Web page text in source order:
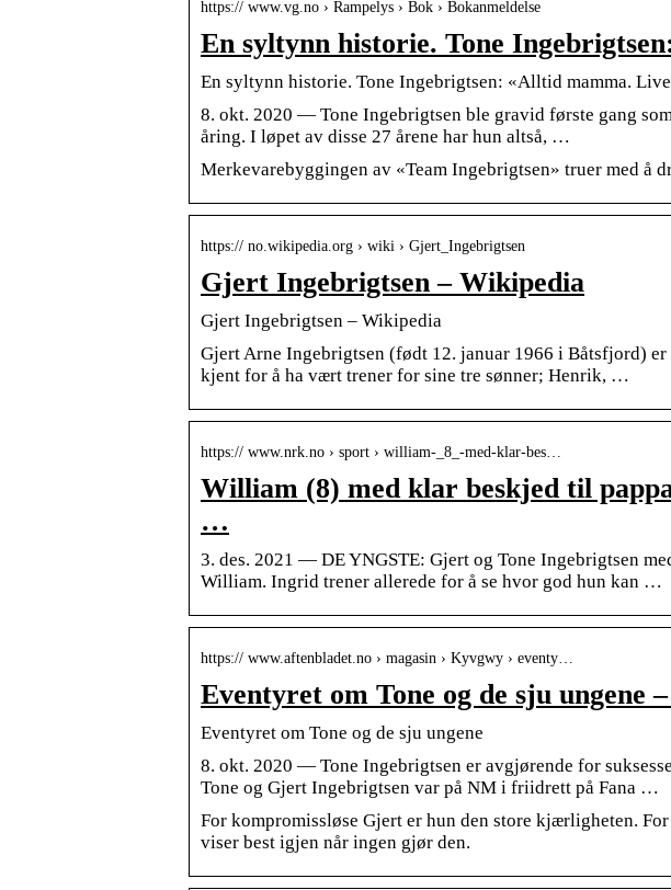
https:// www.vg.no › Rampelys › Bok › Bokanmeldelse
En syltynn historie. Tone
En syltynn historie. Tone Ingebrigtsen: «Alltid mamma.
8. okt. 2020 — Tone Ingebrigtsen ble gravid første gang
åring. I løpet av disse 27 årene har hun altså, …
Merkevarebyggingen av «Team Ingebrigtsen» truer med å
https:// no.wikipedia.org › wiki › Gjert_Ingebrigtsen
Gjert Ingebrigtsen – Wikipedia
Gjert Ingebrigtsen – Wikipedia
Gjert Arne Ingebrigtsen (født 12. januar 1966 i Båtsfjord)
kjent for å ha vært trener for sine tre sønner; Henrik, …
https:// www.nrk.no › sport › william-_8_-med-klar-bes…
William (8) med klar beskjed til
…
3. des. 2021 — DE YNGSTE: Gjert og Tone Ingebrigtsen
William. Ingrid trener allerede for å se hvor god hun kan …
https:// www.aftenbladet.no › magasin › Kyvgwy › eventy…
Eventyret om Tone og de sju ungene
Eventyret om Tone og de sju ungene
8. okt. 2020 — Tone Ingebrigtsen er avgjørende for
Tone og Gjert Ingebrigtsen var på NM i friidrett på Fana …
For kompromissløse Gjert er hun den store kjærligheten.
viser best igjen når ingen gjør den.